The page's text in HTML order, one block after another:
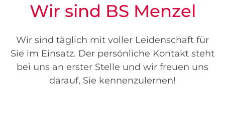
Wir sind BS Menzel
Wir sind täglich mit voller Leidenschaft für
Sie im Einsatz. Der persönliche Kontakt steht
bei uns an erster Stelle und wir freuen uns
darauf, Sie kennenzulernen!